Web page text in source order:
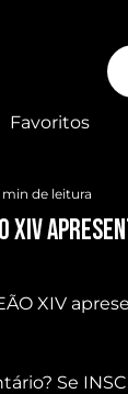
Favoritos
XIV
min de leitura
XIV
Se